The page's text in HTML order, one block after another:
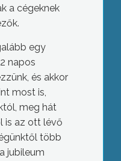
a cégeknek
egy
napos
és akkor
most is,
meg hát
is az ott lévő
több
jubileum